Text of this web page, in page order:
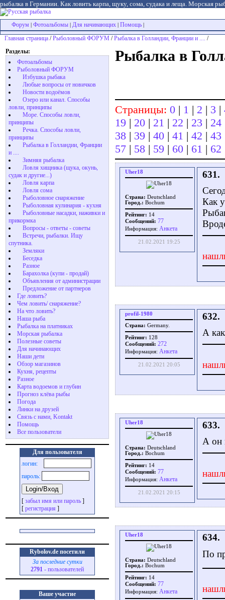
рыбалка в Германии. Как ловить карпа, щуку, сома, судака и леща. Морская
Форум Фотоальбомы Для начинающих Помощь
Главная страница /Рыболовный ФОРУМ /Рыбалка в Голландии, Франции и .... /
Разделы:
Фотоальбомы
Рыболовный ФОРУМ
Избушка рыбака
Любые вопросы от новичков
Новости водоёмов
Озеро или канал. Способы
ловли, принципы
Море. Способы ловли,
принципы
Речка. Способы ловли,
принципы
Рыбалка в Голландии, Франции
и ....
Зимняя рыбалка
Ловля хищника (щука, окунь,
судак и другие...)
Ловля карпа
Ловля сома
Рыболовное снаряжение
Рыболовная кулинария - кухня
Рыболовные насадки, наживки и
прикормка
Вопросы - ответы - советы
Встречи, рыбалки. Ищу
спутника.
Земляки
Беседка
Разное
Барахолка (купи - продай)
Объявления от администрации
Предложение от партнеров
Где ловить?
Чем ловить/ снаряжение?
На что ловить?
Наша рыба
Рыбалка на платниках
Морская рыбалка
Полезные советы
Для начинающих
Наши дети
Обзор магазинов
Кухня, рецепты
Разное
Карта водоемов и глубин
Прогноз клёва рыбы
Погода
Линки на друзей
Связь с нами, Kontakt
Помощь
Все пользователи
Для пользователя
логин:
пароль:
[ забыл имя или пароль ]
[ регистрация ]
Rybolov.de посетили
За последние сутки
2791 - пользователей
Ваше участие
Рыбалка в
Страницы: 0 | 1 | 2 | 3 |
19 | 20 | 21 | 22 | 23 | 24
38 | 39 | 40 | 41 | 42 | 43
57 | 58 | 59 | 60 | 61 | 62
Uher18
Страна: Deutschland
Город.: Bochum
Рейтинг: 14
Сообщений: 77
Информация: Aнкета
21.02.2021 19:25
631.
Как
profil-1980
Страна: Germany.
Рейтинг: 128
Сообщений: 272
Информация: Aнкета
21.02.2021 20:05
632.
А
Uher18
Страна: Deutschland
Город.: Bochum
Рейтинг: 14
Сообщений: 77
Информация: Aнкета
21.02.2021 20:15
633.
А он
Uher18
Страна: Deutschland
Город.: Bochum
Рейтинг: 14
Сообщений: 77
Информация: Aнкета
634.
По